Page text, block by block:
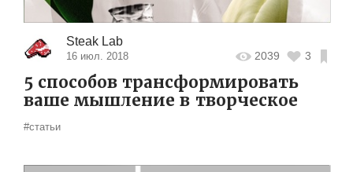
Steak Lab
16 июл. 2018 2039 3
5 способов трансформировать
ваше мышление в творческое
#статьи